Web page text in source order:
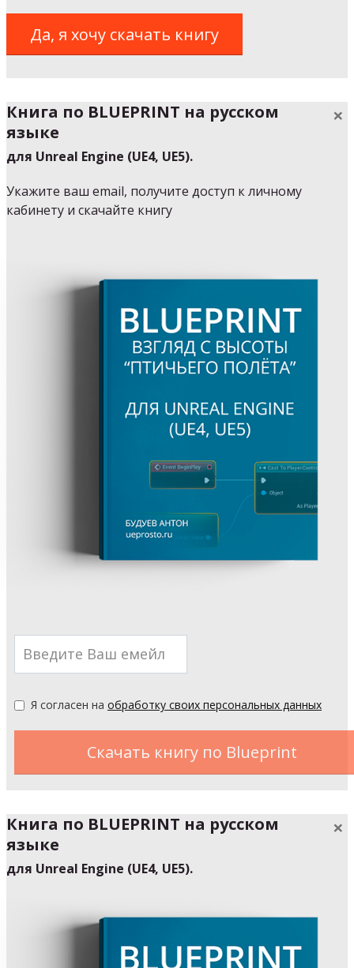
Да, я хочу скачать книгу
×
Книга по BLUEPRINT на русском
языке
для Unreal Engine (UE4, UE5).
Укажите ваш email, получите доступ к личному
кабинету и скачайте книгу
Я согласен на обработку своих персональных данных
Скачать книгу по Blueprint
×
Книга по BLUEPRINT на русском
языке
для Unreal Engine (UE4, UE5).